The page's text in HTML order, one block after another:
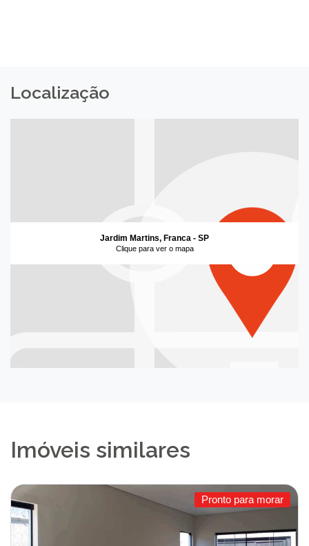
Localização
Jardim Martins, Franca - SP
Clique para ver o mapa
Imóveis similares
Pronto para morar